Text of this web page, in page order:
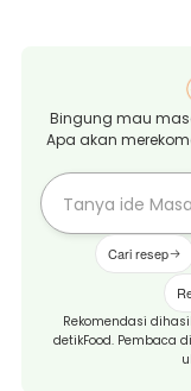
Bingung mau
Apa akan
Cari resep
Rekomendasi
detikFood. Pembaca